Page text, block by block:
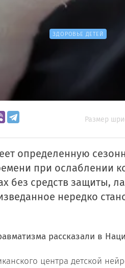
ЗДОРОВЬЕ ДЕТЕЙ
Размер
определенную
при ослаблении
без средств защиты,
нередко
рассказали в
центра детской